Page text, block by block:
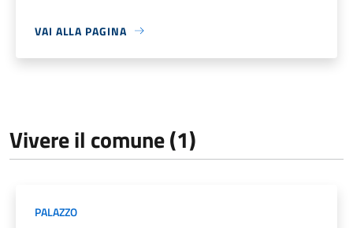
VAI ALLA PAGINA
Vivere il comune (1)
PALAZZO